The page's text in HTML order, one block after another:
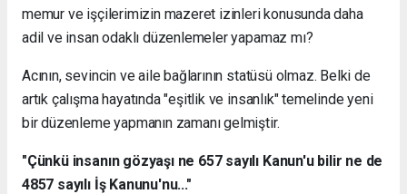
memur ve işçilerimizin mazeret izinleri konusunda daha
adil ve insan odaklı düzenlemeler yapamaz mı?
Acının, sevincin ve aile bağlarının statüsü olmaz. Belki de
artık çalışma hayatında "eşitlik ve insanlık" temelinde yeni
bir düzenleme yapmanın zamanı gelmiştir.
"Çünkü insanın gözyaşı ne 657 sayılı Kanun'u bilir ne de
4857 sayılı İş Kanunu'nu..."